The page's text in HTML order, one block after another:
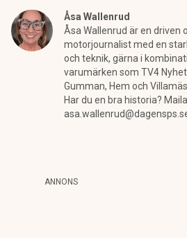
Åsa Wallenrud
Åsa Wallenrud är en driven
motorjournalist med en
och teknik, gärna i
varumärken som TV4
Gumman, Hem och
Har du en bra historia?
ANNONS